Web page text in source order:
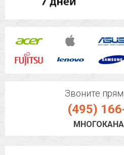
Звоните
(495)